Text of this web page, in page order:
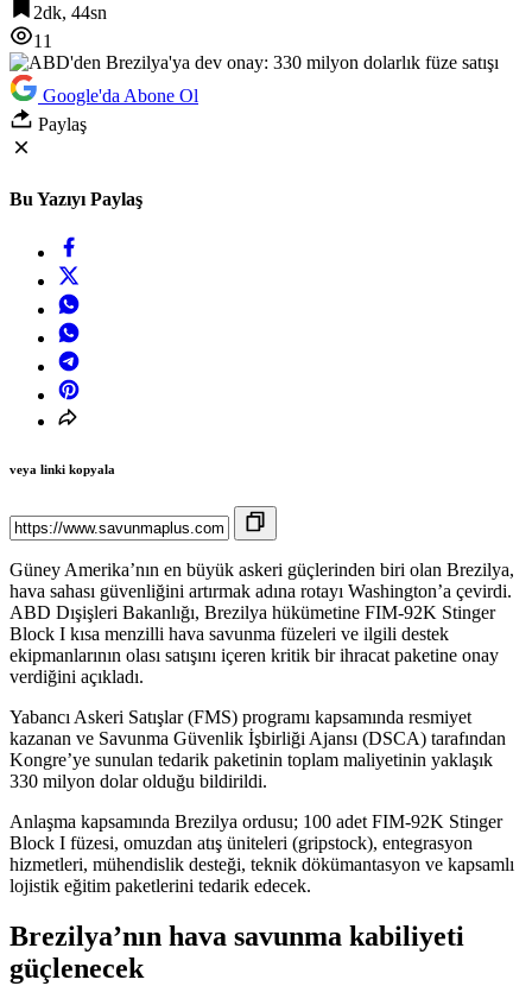
2dk, 44sn
11
Google'da Abone Ol
Paylaş
Bu Yazıyı Paylaş
veya linki kopyala
Güney Amerika’nın en büyük askeri güçlerinden biri olan Brezilya,
hava sahası güvenliğini artırmak adına rotayı Washington’a çevirdi.
ABD Dışişleri Bakanlığı, Brezilya hükümetine FIM-92K Stinger
Block I kısa menzilli hava savunma füzeleri ve ilgili destek
ekipmanlarının olası satışını içeren kritik bir ihracat paketine onay
verdiğini açıkladı.
Yabancı Askeri Satışlar (FMS) programı kapsamında resmiyet
kazanan ve Savunma Güvenlik İşbirliği Ajansı (DSCA) tarafından
Kongre’ye sunulan tedarik paketinin toplam maliyetinin yaklaşık
330 milyon dolar olduğu bildirildi.
Anlaşma kapsamında Brezilya ordusu; 100 adet FIM-92K Stinger
Block I füzesi, omuzdan atış üniteleri (gripstock), entegrasyon
hizmetleri, mühendislik desteği, teknik dökümantasyon ve kapsamlı
lojistik eğitim paketlerini tedarik edecek.
Brezilya’nın hava savunma kabiliyeti
güçlenecek